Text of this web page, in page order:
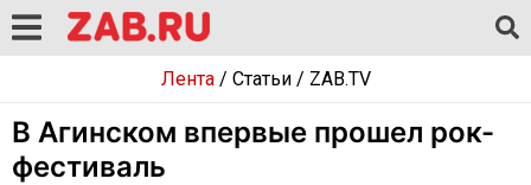
Лента/ Статьи/ ZAB.TV
В Агинском впервые прошел рок-
фестиваль